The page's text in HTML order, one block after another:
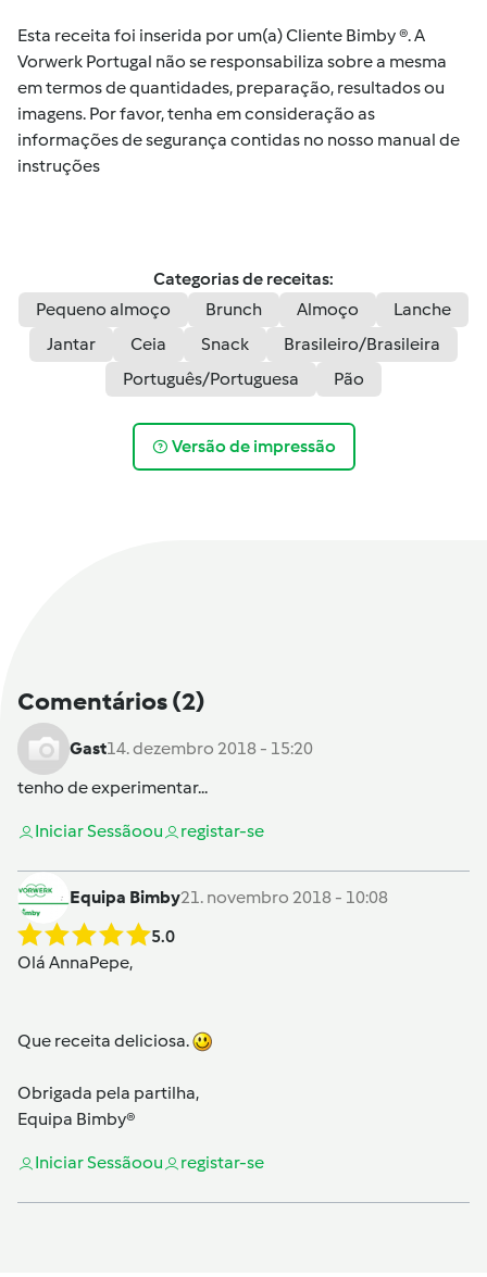
Esta receita foi inserida por um(a) Cliente Bimby ®. A
Vorwerk Portugal não se responsabiliza sobre a mesma
em termos de quantidades, preparação, resultados ou
imagens. Por favor, tenha em consideração as
informações de segurança contidas no nosso manual de
instruções
Categorias de receitas:
Pequeno almoço
Brunch Almoço
Lanche
Jantar
Ceia Snack
Brasileiro/Brasileira
Português/Portuguesa
Pão
Versão de impressão
Comentários(2)
Gast14. dezembro 2018 - 15:20
tenho de experimentar...
Iniciar Sessãoou registar-se
Equipa Bimby21. novembro 2018 - 10:08
5.0
Olá AnnaPepe,
Que receita deliciosa.
Obrigada pela partilha,
Equipa Bimby®
Iniciar Sessãoou registar-se